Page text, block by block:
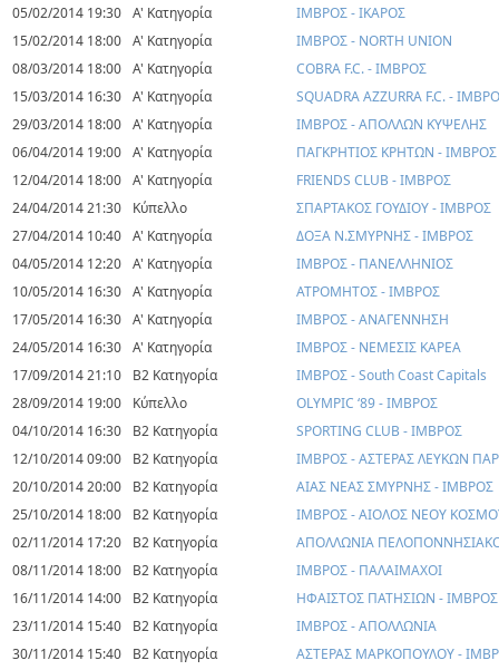
05/02/2014 19:30 Α' Κατηγορία
ΙΜΒΡΟΣ - ΙΚΑΡΟΣ
15/02/2014 18:00 Α' Κατηγορία
ΙΜΒΡΟΣ - NORTH UNION
08/03/2014 18:00 Α' Κατηγορία
COBRA F.C. - ΙΜΒΡΟΣ
15/03/2014 16:30 Α' Κατηγορία
SQUADRA AZZURRA F.C. -
29/03/2014 18:00 Α' Κατηγορία
ΙΜΒΡΟΣ - ΑΠΟΛΛΩΝ ΚΥΨΕΛΗΣ
06/04/2014 19:00 Α' Κατηγορία
ΠΑΓΚΡΗΤΙΟΣ ΚΡΗΤΩΝ - ΙΜΒΡΟΣ
12/04/2014 18:00 Α' Κατηγορία
FRIENDS CLUB - ΙΜΒΡΟΣ
24/04/2014 21:30
Κύπελλο
ΣΠΑΡΤΑΚΟΣ ΓΟΥΔΙΟΥ - ΙΜΒΡΟΣ
27/04/2014 10:40 Α' Κατηγορία
ΔΟΞΑ Ν.ΣΜΥΡΝΗΣ - ΙΜΒΡΟΣ
04/05/2014 12:20 Α' Κατηγορία
ΙΜΒΡΟΣ - ΠΑΝΕΛΛΗΝΙΟΣ
10/05/2014 16:30 Α' Κατηγορία
ΑΤΡΟΜΗΤΟΣ - ΙΜΒΡΟΣ
17/05/2014 16:30 Α' Κατηγορία
ΙΜΒΡΟΣ - ΑΝΑΓΕΝΝΗΣΗ
24/05/2014 16:30 Α' Κατηγορία
ΙΜΒΡΟΣ - ΝΕΜΕΣΙΣ ΚΑΡΕΑ
17/09/2014 21:10
Β2 Κατηγορία
ΙΜΒΡΟΣ - South Coast Capitals
28/09/2014 19:00
Κύπελλο
OLYMPIC ‘89 - ΙΜΒΡΟΣ
04/10/2014 16:30
Β2 Κατηγορία
SPORTING CLUB - ΙΜΒΡΟΣ
12/10/2014 09:00
Β2 Κατηγορία
ΙΜΒΡΟΣ - ΑΣΤΕΡΑΣ ΛΕΥΚΩΝ
20/10/2014 20:00
Β2 Κατηγορία
ΑΙΑΣ ΝΕΑΣ ΣΜΥΡΝΗΣ - ΙΜΒΡΟΣ
25/10/2014 18:00
Β2 Κατηγορία
ΙΜΒΡΟΣ - ΑΙΟΛΟΣ ΝΕΟΥ
02/11/2014 17:20
Β2 Κατηγορία
ΑΠΟΛΛΩΝΙΑ
08/11/2014 18:00
Β2 Κατηγορία
ΙΜΒΡΟΣ - ΠΑΛΑΙΜΑΧΟΙ
16/11/2014 14:00
Β2 Κατηγορία
ΗΦΑΙΣΤΟΣ ΠΑΤΗΣΙΩΝ - ΙΜΒΡΟΣ
23/11/2014 15:40
Β2 Κατηγορία
ΙΜΒΡΟΣ - ΑΠΟΛΛΩΝΙΑ
30/11/2014 15:40
Β2 Κατηγορία
ΑΣΤΕΡΑΣ ΜΑΡΚΟΠΟΥΛΟΥ -